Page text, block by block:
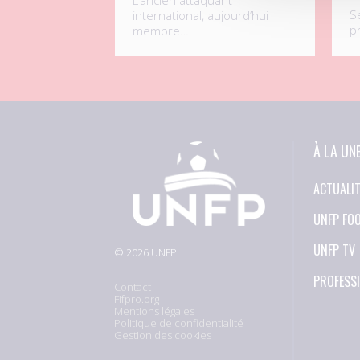
international, aujourd’hui
membre…
© 2026 UNFP
Contact
Fifpro.org
Mentions légales
Politique de confidentialité
Gestion des cookies
À LA
UNFP
UNFP TV